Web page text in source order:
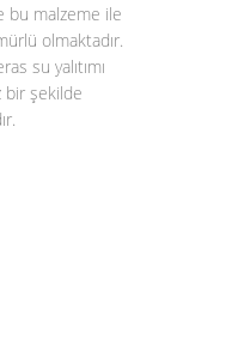
bu malzeme ile
olmaktadır.
su yalıtımı
bir şekilde